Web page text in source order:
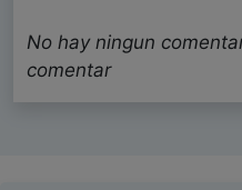
No hay ningun
comentar